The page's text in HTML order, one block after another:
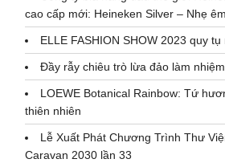
cao cấp mới: Heineken Silver – Nhẹ
ELLE FASHION SHOW 2023 quy
Đầy rẫy chiêu trò lừa đảo làm
LOEWE Botanical Rainbow: Tứ
thiên nhiên
Lễ Xuất Phát Chương Trình Thư
Caravan 2030 lần 33